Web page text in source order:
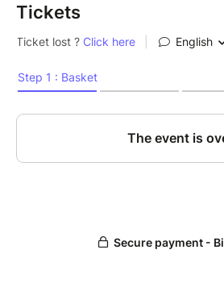
Tickets